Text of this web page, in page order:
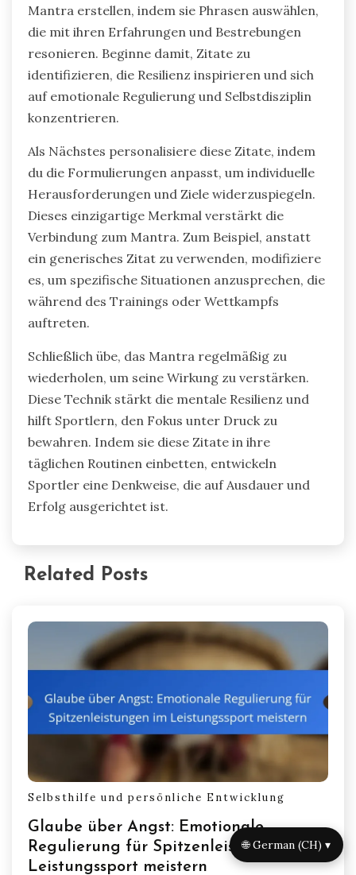
Mantra erstellen, indem sie Phrasen auswählen,
die mit ihren Erfahrungen und Bestrebungen
resonieren. Beginne damit, Zitate zu
identifizieren, die Resilienz inspirieren und sich
auf emotionale Regulierung und Selbstdisziplin
konzentrieren.
Als Nächstes personalisiere diese Zitate, indem
du die Formulierungen anpasst, um individuelle
Herausforderungen und Ziele widerzuspiegeln.
Dieses einzigartige Merkmal verstärkt die
Verbindung zum Mantra. Zum Beispiel, anstatt
ein generisches Zitat zu verwenden, modifiziere
es, um spezifische Situationen anzusprechen, die
während des Trainings oder Wettkampfs
auftreten.
Schließlich übe, das Mantra regelmäßig zu
wiederholen, um seine Wirkung zu verstärken.
Diese Technik stärkt die mentale Resilienz und
hilft Sportlern, den Fokus unter Druck zu
bewahren. Indem sie diese Zitate in ihre
täglichen Routinen einbetten, entwickeln
Sportler eine Denkweise, die auf Ausdauer und
Erfolg ausgerichtet ist.
Related Posts
Selbsthilfe und persönliche Entwicklung
Glaube über Angst: Emotionale
Regulierung für Spitzenleistungen im
Leistungssport meistern
🌐 German (CH) ▾